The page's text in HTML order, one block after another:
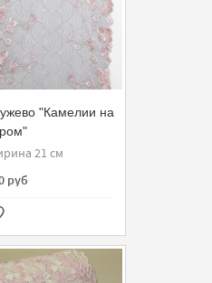
"Камелии на
21 см
руб